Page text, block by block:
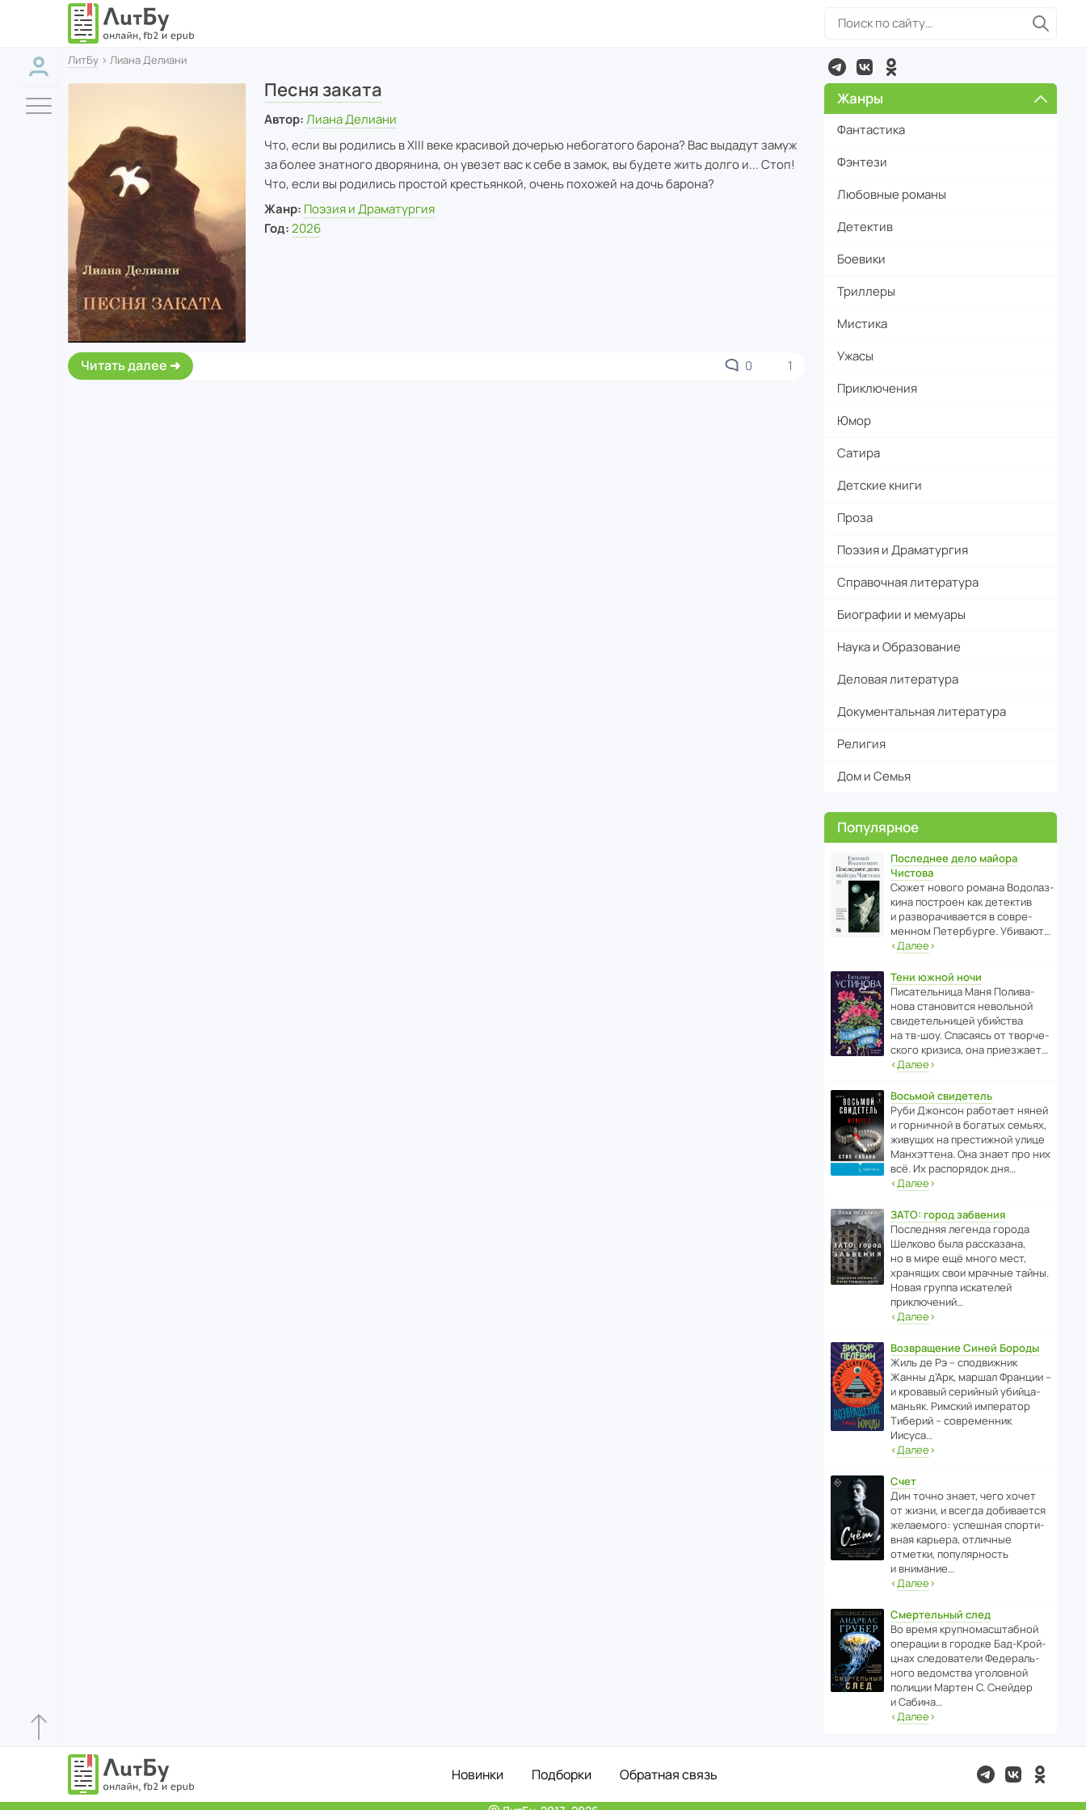
ЛитБу › Лиана Делиани
Песня заката
Автор: Лиана Делиани
Что, если вы родились в XIII веке красивой дочерью небогатого барона? Вас выдадут замуж
за более знатного дворянина, он увезет вас к себе в замок, вы будете жить долго и... Стоп!
Что, если вы родились простой крестьянкой, очень похожей на дочь барона?
Жанр: Поэзия и Драматургия
Год: 2026
Читать далее 0 1
Жанры
Фантастика
Фэнтези
Любовные романы
Детектив
Боевики
Триллеры
Мистика
Ужасы
Приключения
Юмор
Сатира
Детские книги
Проза
Поэзия и Драматургия
Справочная литература
Биографии и мемуары
Наука и Образование
Деловая литература
Документальная литература
Религия
Дом и Семья
Популярное
Последнее дело майора
Чистова
Сюжет нового романа Водо­ла­з­
кина пост­роен как дете­ктив
и разво­ра­чи­ва­ется в совре­
менном Пете­р­бурге. Убивают…
‹Далее›
Тени южной ночи
Писа­тель­ница Маня Поли­ва­
нова стано­вится невольной
свиде­тель­ницей убийства
на тв-шоу. Спасаясь от твор­че­
с­кого кризиса, она приезжает…
‹Далее›
Восьмой свидетель
Руби Джонсон рабо­тает няней
и горни­чной в богатых семьях,
живущих на прес­ти­жной улице
Манх­эт­тена. Она знает про них
всё. Их распо­рядок дня…
‹Далее›
ЗАТО: город забвения
После­дняя легенда города
Шелково была расска­зана,
но в мире ещё много мест,
хранящих свои мрачные тайны.
Новая группа иска­телей
приключений…
‹Далее›
Возвращение Синей Бороды
Жиль де Рэ – спод­ви­жник
Жанны д’Арк, маршал Франции –
и кровавый серийный убийца-
маньяк. Римский импе­ратор
Тиберий – совре­менник
Иисуса…
‹Далее›
Счет
Дин точно знает, чего хочет
от жизни, и всегда доби­ва­ется
жела­е­мого: успе­шная спор­ти­
вная карьера, отли­чные
отметки, попу­ля­р­ность
и внимание…
‹Далее›
Смертельный след
Во время круп­но­мас­ш­та­бной
операции в городке Бад‑Крой­
цнах следо­ва­тели Феде­раль­
ного ведомства уголо­вной
полиции Мартен С. Снейдер
и Сабина…
‹Далее›
Новинки Подборки Обратная связь